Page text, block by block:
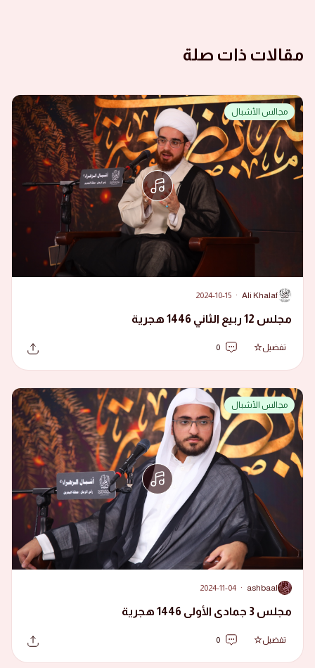
مقالات ذات صلة
مجالس الأشبال
A
Ali Khalaf
·
2024-10-15
مجلس 12 ربيع الثاني 1446 هجرية
تفضيل 0
مجالس الأشبال
A
ashbaal
·
2024-11-04
مجلس 3 جمادى الأولى 1446 هجرية
تفضيل 0